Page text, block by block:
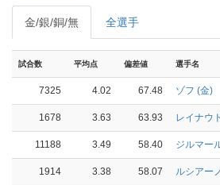
金/銀/銅/無 全選手
試合数 平均点 偏差値 選手名
7325 4.02 67.48 ゾフ (金)
1678 3.63 63.93 レイナウ
11188 3.49 58.40 ジルマー
1914 3.38 58.07 ルシアー